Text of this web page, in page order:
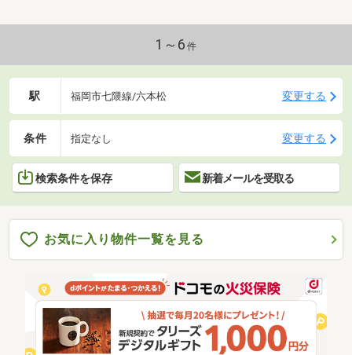
1～6 件
駅 福岡市七隈線/六本松 変更する
条件 指定なし 変更する
検索条件を保存 新着メールを受取る
お気に入り物件一覧を見る